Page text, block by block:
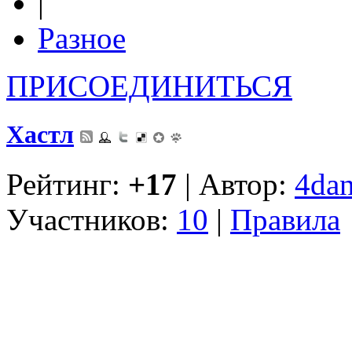
Разное
ПРИСОЕДИНИТЬСЯ
Хастл
Рейтинг: +17 | Автор:
Участников: 10 | Правила